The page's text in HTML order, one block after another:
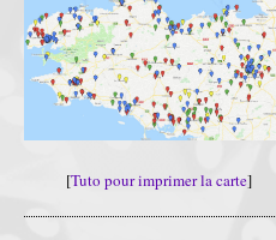
[Tuto pour imprimer la carte]